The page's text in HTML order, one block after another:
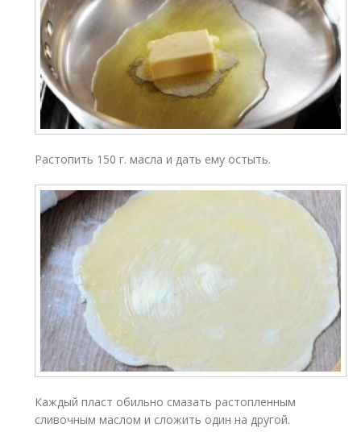
Растопить 150 г. масла и дать ему остыть.
Каждый пласт обильно смазать растопленным
сливочным маслом и сложить один на другой.